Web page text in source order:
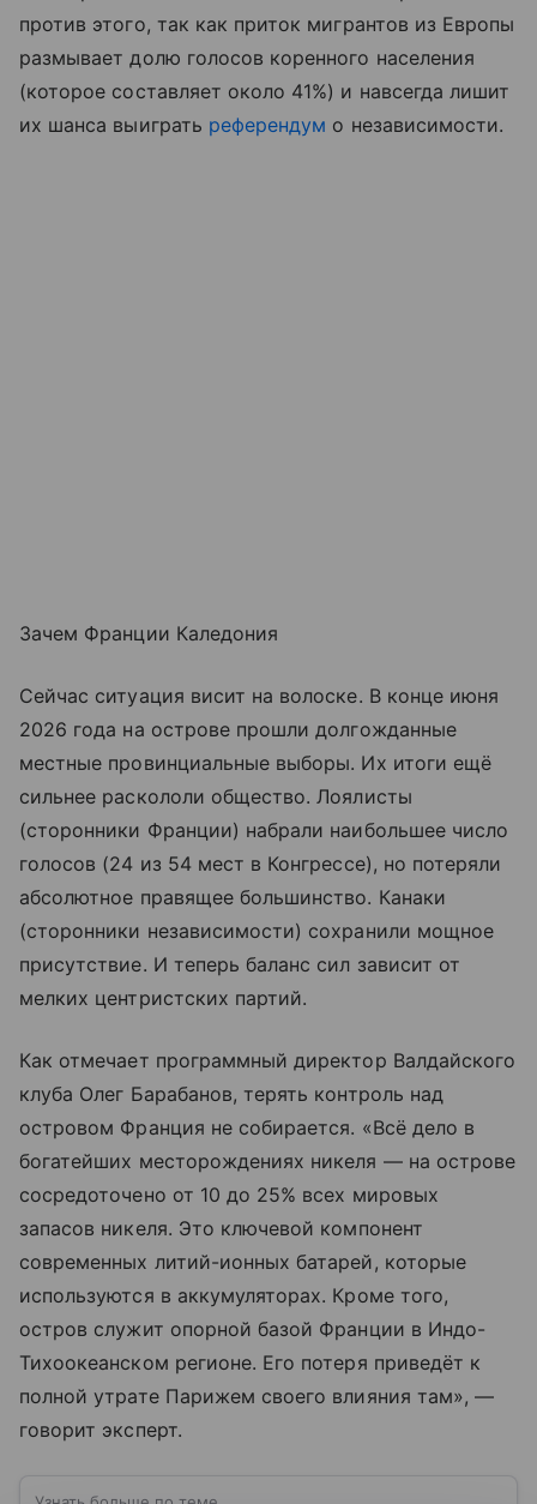
против этого, так как приток мигрантов из Европы
размывает долю голосов коренного населения
(которое составляет около 41%) и навсегда лишит
их шанса выиграть референдум о независимости.
Зачем Франции Каледония
Сейчас ситуация висит на волоске. В конце июня
2026 года на острове прошли долгожданные
местные провинциальные выборы. Их итоги ещё
сильнее раскололи общество. Лоялисты
(сторонники Франции) набрали наибольшее число
голосов (24 из 54 мест в Конгрессе), но потеряли
абсолютное правящее большинство. Канаки
(сторонники независимости) сохранили мощное
присутствие. И теперь баланс сил зависит от
мелких центристских партий.
Как отмечает программный директор Валдайского
клуба Олег Барабанов, терять контроль над
островом Франция не собирается. «Всё дело в
богатейших месторождениях никеля — на острове
сосредоточено от 10 до 25% всех мировых
запасов никеля. Это ключевой компонент
современных литий-ионных батарей, которые
используются в аккумуляторах. Кроме того,
остров служит опорной базой Франции в Индо-
Тихоокеанском регионе. Его потеря приведёт к
полной утрате Парижем своего влияния там», —
говорит эксперт.